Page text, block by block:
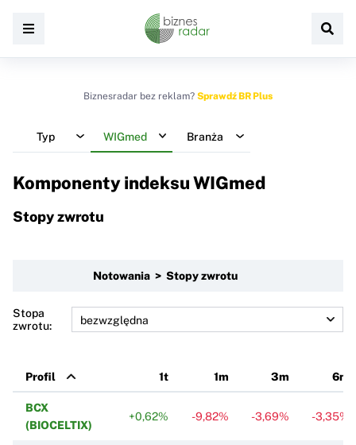
Biznesradar bez reklam? Sprawdź BR Plus
Typ WIGmed Branża
Komponenty indeksuWIGmed
Stopy zwrotu
Notowania > Stopy zwrotu
Stopa
zwrotu:
Profil 1t 1m 3m 6m
BCX
(BIOCELTIX)
+0,62% -9,82% -3,69% -3,35%